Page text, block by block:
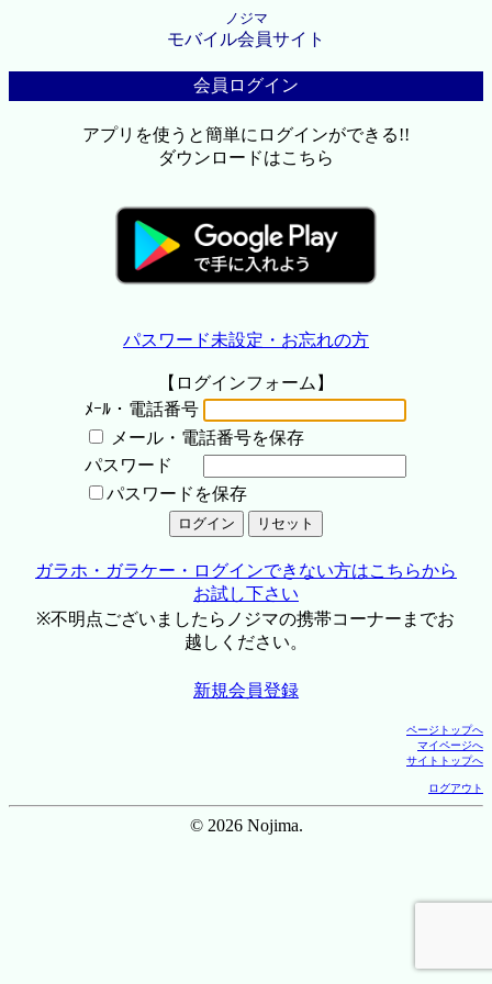
ノジマ
モバイル会員サイト
会員ログイン
アプリを使うと簡単にログインができる!!
ダウンロードはこちら
パスワード未設定・お忘れの方
【ログインフォーム】
ﾒｰﾙ・電話番号
メール・電話番号を保存
パスワード
パスワードを保存
ガラホ・ガラケー・ログインできない方はこちらから
お試し下さい
※不明点ございましたらノジマの携帯コーナーまでお
越しください。
新規会員登録
ページトップへ
マイページへ
サイトトップへ
ログアウト
© 2026 Nojima.